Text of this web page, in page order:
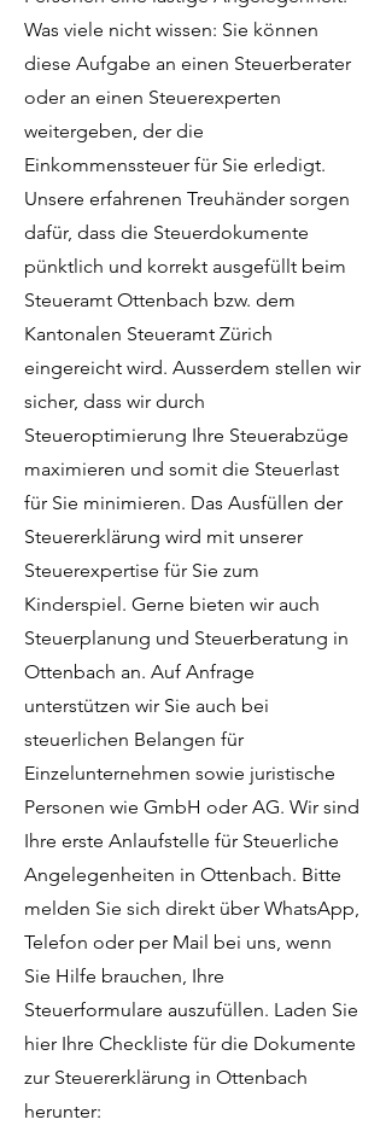
Was viele nicht wissen: Sie können
diese Aufgabe an einen Steuerberater
oder an einen Steuerexperten
weitergeben, der die
Einkommenssteuer für Sie erledigt.
Unsere erfahrenen Treuhänder sorgen
dafür, dass die Steuerdokumente
pünktlich und korrekt ausgefüllt beim
Steueramt Ottenbach bzw. dem
Kantonalen Steueramt Zürich
eingereicht wird. Ausserdem stellen wir
sicher, dass wir durch
Steueroptimierung Ihre Steuerabzüge
maximieren und somit die Steuerlast
für Sie minimieren. Das Ausfüllen der
Steuererklärung wird mit unserer
Steuerexpertise für Sie zum
Kinderspiel. Gerne bieten wir auch
Steuerplanung und Steuerberatung in
Ottenbach an. Auf Anfrage
unterstützen wir Sie auch bei
steuerlichen Belangen für
Einzelunternehmen sowie juristische
Personen wie GmbH oder AG. Wir sind
Ihre erste Anlaufstelle für Steuerliche
Angelegenheiten in Ottenbach. Bitte
melden Sie sich direkt über WhatsApp,
Telefon oder per Mail bei uns, wenn
Sie Hilfe brauchen, Ihre
Steuerformulare auszufüllen. Laden Sie
hier Ihre Checkliste für die Dokumente
zur Steuererklärung in Ottenbach
herunter: